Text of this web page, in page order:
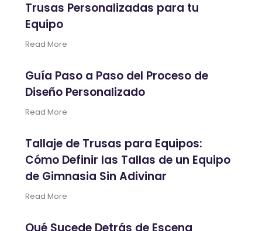
Trusas Personalizadas para tu
Equipo
Read More
Guía Paso a Paso del Proceso de
Diseño Personalizado
Read More
Tallaje de Trusas para Equipos:
Cómo Definir las Tallas de un Equipo
de Gimnasia Sin Adivinar
Read More